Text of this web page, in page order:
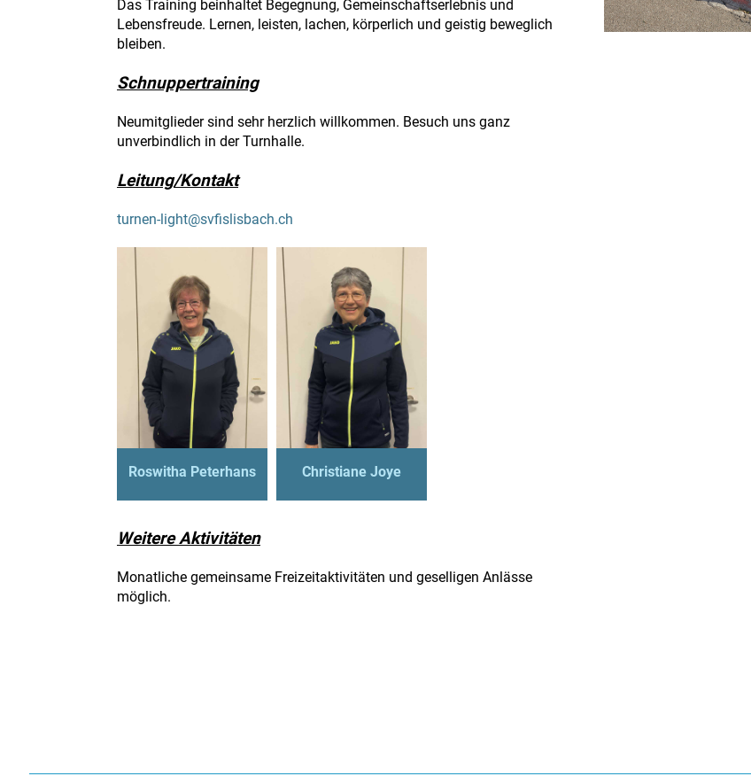
Das Training beinhaltet Begegnung, Gemeinschaftserlebnis und
Lebensfreude. Lernen, leisten, lachen, körperlich und geistig beweglich
bleiben.
Schnuppertraining
Neumitglieder sind sehr herzlich willkommen. Besuch uns ganz
unverbindlich in der Turnhalle.
Leitung/Kontakt
turnen-light@svfislisbach.ch
Roswitha Peterhans Christiane Joye
Weitere Aktivitäten
Monatliche gemeinsame Freizeitaktivitäten und geselligen Anlässe
möglich.